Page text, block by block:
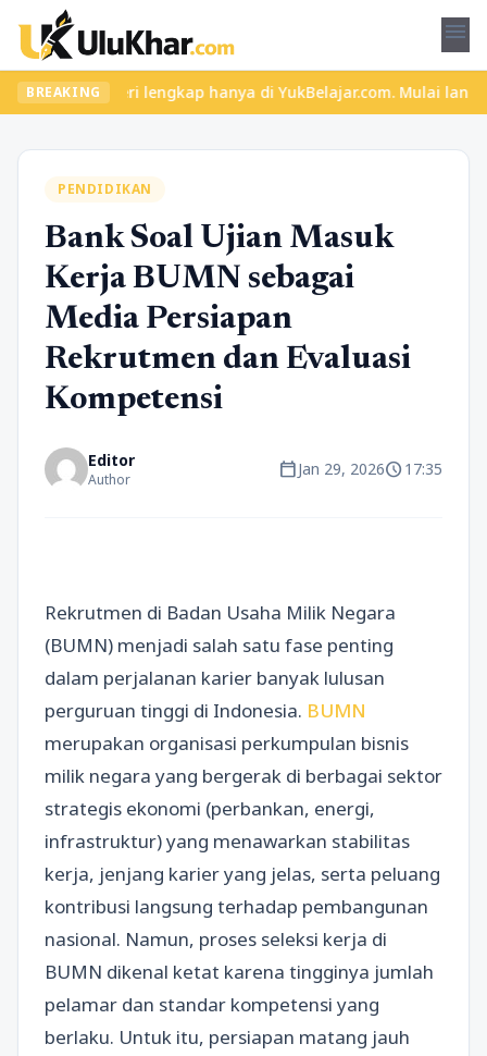
menu
BREAKINGlengkap hanya di YukBelajar.com. Mulai langkah
PENDIDIKAN
Bank Soal Ujian Masuk
Kerja BUMN sebagai
Media Persiapan
Rekrutmen dan Evaluasi
Kompetensi
Editor
Author calendar_todayJan 29, 2026schedule17:35
Rekrutmen di Badan Usaha Milik Negara
(BUMN) menjadi salah satu fase penting
dalam perjalanan karier banyak lulusan
perguruan tinggi di Indonesia. BUMN
merupakan organisasi perkumpulan bisnis
milik negara yang bergerak di berbagai sektor
strategis ekonomi (perbankan, energi,
infrastruktur) yang menawarkan stabilitas
kerja, jenjang karier yang jelas, serta peluang
kontribusi langsung terhadap pembangunan
nasional. Namun, proses seleksi kerja di
BUMN dikenal ketat karena tingginya jumlah
pelamar dan standar kompetensi yang
berlaku. Untuk itu, persiapan matang jauh